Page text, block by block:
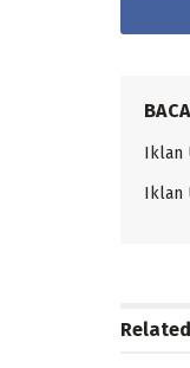
Iklan
Iklan
Related